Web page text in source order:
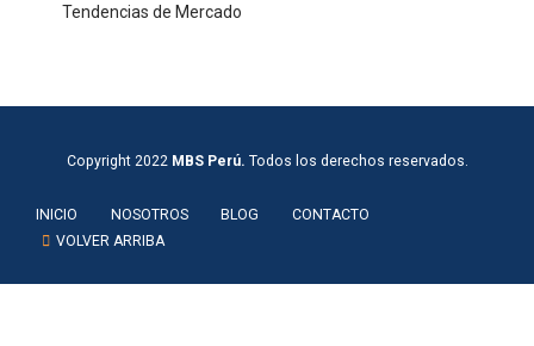
Tendencias de Mercado
Copyright 2022 MBS Perú. Todos los derechos reservados.
INICIO NOSOTROS BLOG
CONTACTO
VOLVER ARRIBA